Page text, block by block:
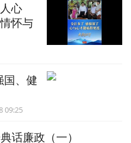
心
怀与
国、健
08-08 09:25
话廉政（一）